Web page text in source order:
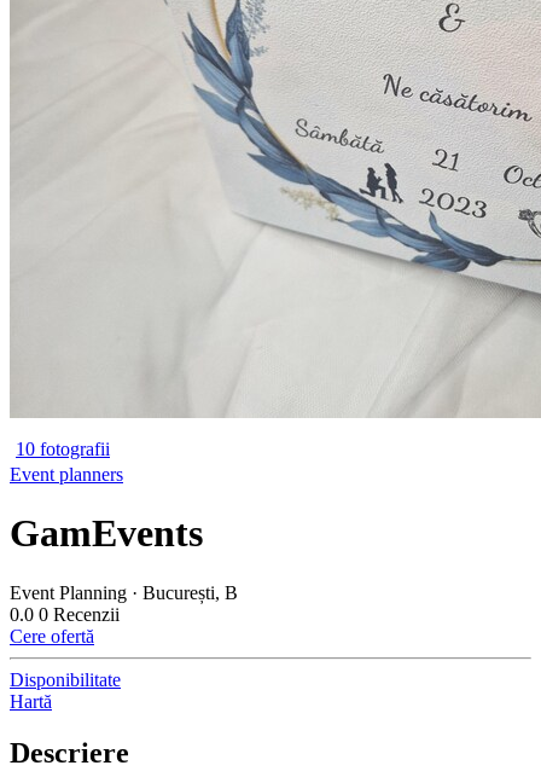
10 fotografii
Event planners
GamEvents
Event Planning · București, B
0.0 0 Recenzii
Cere ofertă
Disponibilitate
Hartă
Descriere